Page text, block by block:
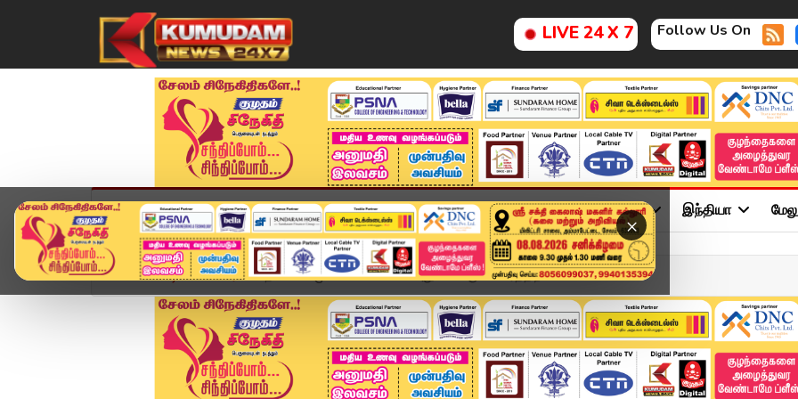
LIVE 24 X 7 Follow Us On
×
முகப்பு விளையாட்டு அண்மை தமிழ்நாடு சினிமா அரசியல் விளையாட்டு இந்தியா
Home வீடியோ ஸ்டோரி தலையில் முண்டாசு.. கையில் அறுவா.. கருவேலமரத்திற...